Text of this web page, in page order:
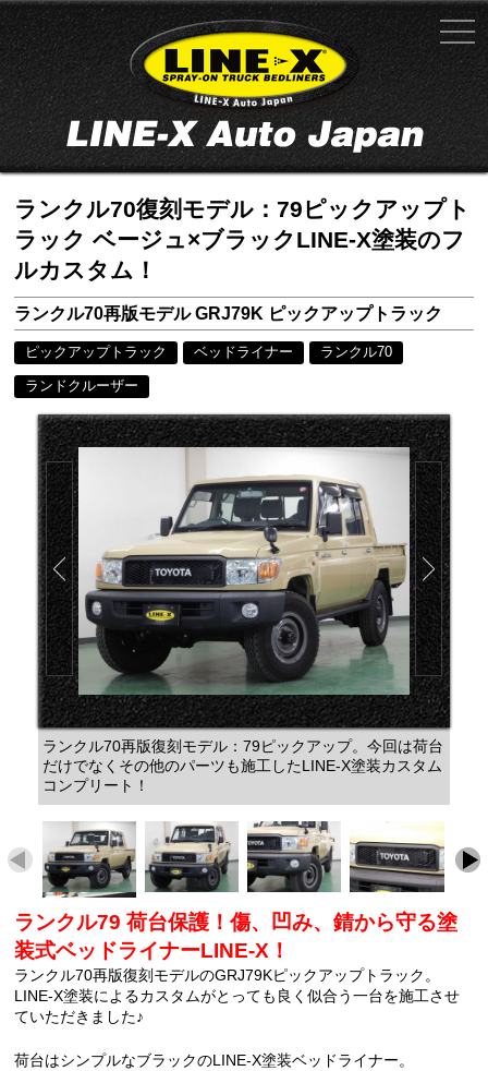
ランクル70復刻モデル：79ピックアップト
ラック ベージュ×ブラックLINE-X塗装のフ
ルカスタム！
ランクル70再版モデル GRJ79K ピックアップトラック
ピックアップトラック ベッドライナー ランクル70
ランドクルーザー
ランクル70再版復刻モデル：79ピックアップ。今回は荷台
だけでなくその他のパーツも施工したLINE-X塗装カスタム
コンプリート！
ランクル79 荷台保護！傷、凹み、錆から守る塗
装式ベッドライナーLINE-X！
ランクル70再版復刻モデルのGRJ79Kピックアップトラック。
LINE-X塗装によるカスタムがとっても良く似合う一台を施工させ
ていただきました♪
荷台はシンプルなブラックのLINE-X塗装ベッドライナー。